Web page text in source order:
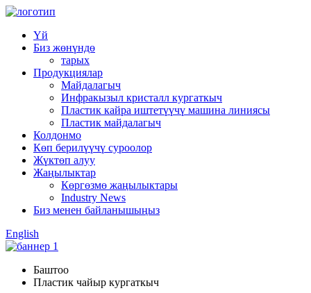
Үй
Биз жөнүндө
тарых
Продукциялар
Майдалагыч
Инфракызыл кристалл кургаткыч
Пластик кайра иштетүүчү машина линиясы
Пластик майдалагыч
Колдонмо
Көп берилүүчү суроолор
Жүктөп алуу
Жаңылыктар
Көргөзмө жаңылыктары
Industry News
Биз менен байланышыңыз
English
Баштоо
Пластик чайыр кургаткыч